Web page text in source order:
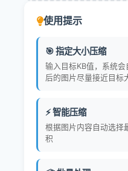
使用提示
🎯 指定大小压缩
输入目标KB值，系统
后的图片尽量接近目标
⚡ 智能压缩
根据图片内容自动选择
积